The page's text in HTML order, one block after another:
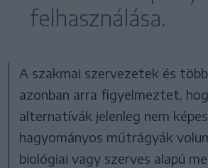
felhasználása.
A szakmai szervezetek és
azonban arra figyelmeztet,
alternatívák jelenleg nem
hagyományos műtrágyák
biológiai vagy szerves alapú